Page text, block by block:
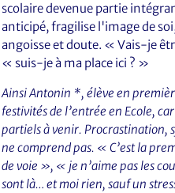
scolaire devenue partie
anticipé, fragilise l'image de
angoisse et doute. « Vais-je
« suis-je à ma place ici ? »
Ainsi Antonin *, élève en
festivités de l’entrée en Ecole,
partiels à venir. Procrastination,
ne comprend pas. « C’est la
de voie », « je n’aime pas les
sont là… et moi rien, sauf un